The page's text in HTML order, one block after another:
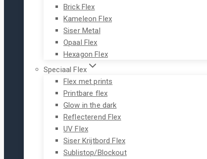
Brick Flex
Kameleon Flex
Siser Metal
Opaal Flex
Hexagon Flex
Speciaal Flex
Flex met prints
Printbare flex
Glow in the dark
Reflecterend Flex
UV Flex
Siser Krijtbord Flex
Sublistop/Blockout